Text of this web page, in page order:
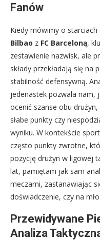
Fanów
Kiedy mówimy o
Bilbao z FC Barceloną,
zestawienie nazwisk, ale
składy przekładają się na
stabilność defensywną.
jedenastek pozwala nam,
ocenić szanse obu
słabe punkty czy
wyniku. W kontekście
często punkty zwrotne,
pozycję drużyn w ligowej
lat, pamiętam jak sam
meczami, zastanawiając
doświadczenie, czy na
Przewidywane
Analiza